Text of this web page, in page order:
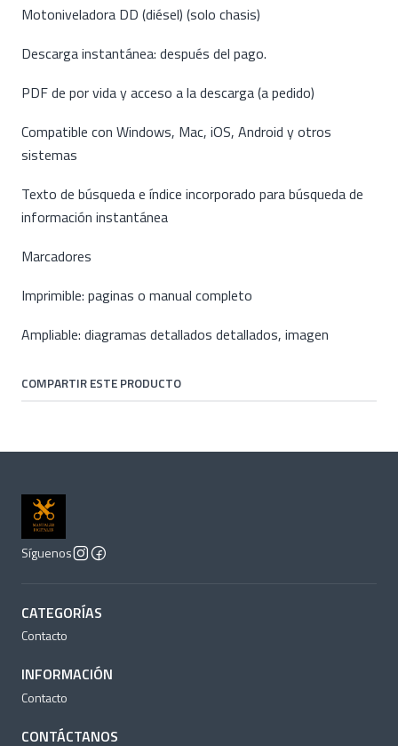
Motoniveladora DD (diésel) (solo chasis)
Descarga instantánea: después del pago.
PDF de por vida y acceso a la descarga (a pedido)
Compatible con Windows, Mac, iOS, Android y otros
sistemas
Texto de búsqueda e índice incorporado para búsqueda de
información instantánea
Marcadores
Imprimible: paginas o manual completo
Ampliable: diagramas detallados detallados, imagen
COMPARTIR ESTE PRODUCTO
Síguenos
CATEGORÍAS
Contacto
INFORMACIÓN
Contacto
CONTÁCTANOS